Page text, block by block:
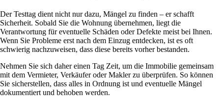
Der Testtag dient nicht nur dazu, Mängel zu finden – er schafft
Sicherheit. Sobald Sie die Wohnung übernehmen, liegt die
Verantwortung für eventuelle Schäden oder Defekte meist bei Ihnen.
Wenn Sie Probleme erst nach dem Einzug entdecken, ist es oft
schwierig nachzuweisen, dass diese bereits vorher bestanden.
Nehmen Sie sich daher einen Tag Zeit, um die Immobilie gemeinsam
mit dem Vermieter, Verkäufer oder Makler zu überprüfen. So können
Sie sicherstellen, dass alles in Ordnung ist und eventuelle Mängel
dokumentiert und behoben werden.